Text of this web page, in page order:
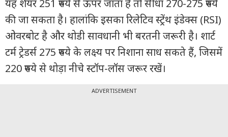
शेयर
बाज़ार
वीडियो
यह शेयर 251 रुपये से ऊपर जाता है तो सीधा 270-275 रुपये
की जा सकता है। हालांकि इसका रिलेटिव स्ट्रेंथ इंडेक्स (RSI)
ओवरबोट है और थोडी सावधानी भी बरतनी जरूरी है। शार्ट
टर्म ट्रेडर्स 275 रुपये के लक्ष्य पर निशाना साध सकते हैं, जिसमें
220 रुपये से थोड़ा नीचे स्टॉप-लॉस जरूर रखें।
ADVERTISEMENT